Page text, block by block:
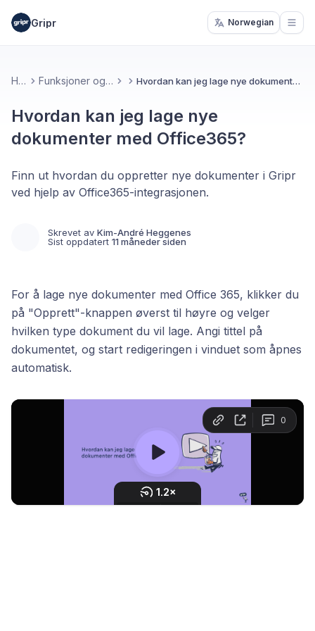
Gripr Norwegian
Hjem Funksjoner og verktøy Hvordan kan jeg lage nye dokumenter med Office365?
Hvordan kan jeg lage nye
dokumenter med Office365?
Finn ut hvordan du oppretter nye dokumenter i Gripr
ved hjelp av Office365-integrasjonen.
Skrevet av Kim-André Heggenes
Sist oppdatert 11 måneder siden
For å lage nye dokumenter med Office 365, klikker du
på "Opprett"-knappen øverst til høyre og velger
hvilken type dokument du vil lage. Angi tittel på
dokumentet, og start redigeringen i vinduet som åpnes
automatisk.